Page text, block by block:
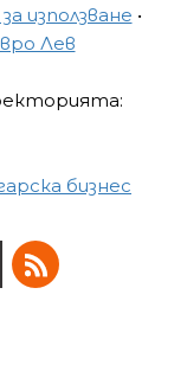
използване •
Лев
бизнес